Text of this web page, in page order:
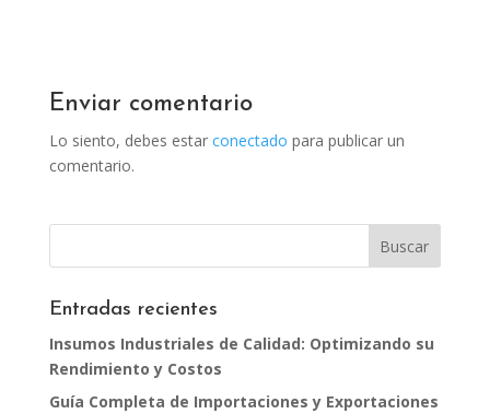
Enviar comentario
Lo siento, debes estar conectado para publicar un
comentario.
Entradas recientes
Insumos Industriales de Calidad: Optimizando su
Rendimiento y Costos
Guía Completa de Importaciones y Exportaciones